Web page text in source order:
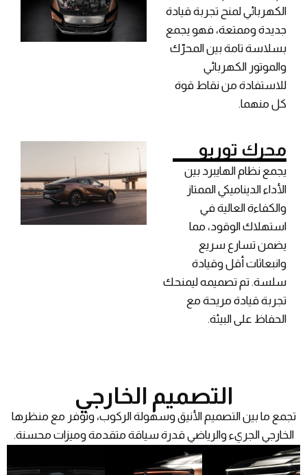
الكهربائي لمنح تجربة قيادة
جديدة وممتعة، فهو يجمع
بسلاسة تامة بين المحرّك
والموتور الكهربائي
للاستفادة من نقاط قوة
كل منهما.
محرك توربو
يجمع نظام الهايبرد بين
الأداء الديناميكي الممتاز
والكفاءة العالية في
استهلاك الوقود، مما
يضمن تسارع سريع
وانبعاثات أقل وقيادة
سلسة. تم تصميمه ليمنحك
تجربة قيادة مريحة مع
الحفاظ على البيئة.
التصميم الخارجي
تجمع ما بين التصميم الأنيق وسهولة الركوب، وتوفر مع منظرها
الخارجي الجريء والرياضي قدرة سياقة متقدمة وميزات محسنة.